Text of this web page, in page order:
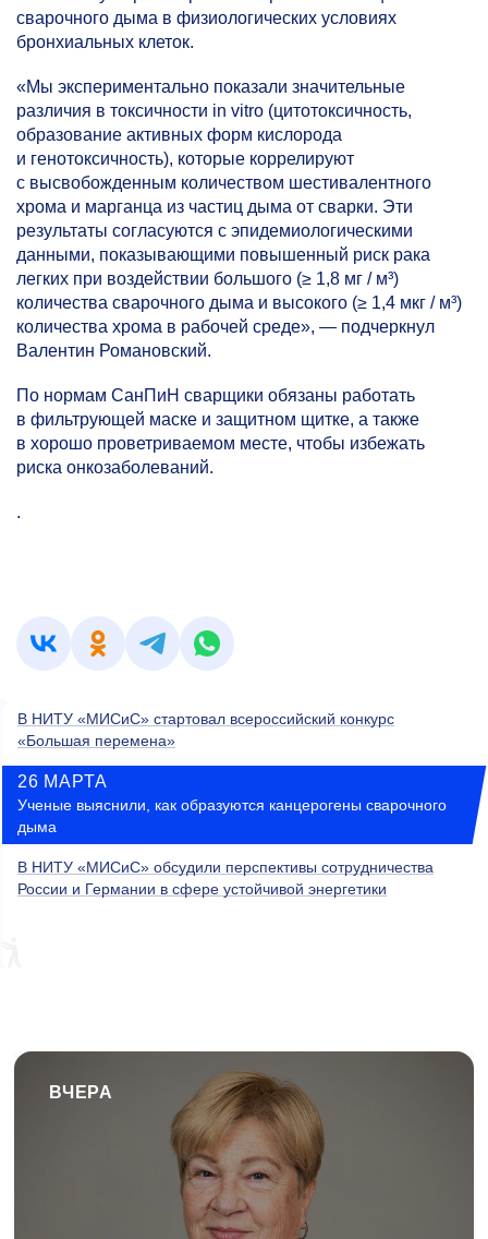
сварочного дыма в физиологических условиях
бронхиальных клеток.
«Мы экспериментально показали значительные
различия в токсичности in vitro (цитотоксичность,
образование активных форм кислорода
и генотоксичность), которые коррелируют
с высвобожденным количеством шестивалентного
хрома и марганца из частиц дыма от сварки. Эти
результаты согласуются с эпидемиологическими
данными, показывающими повышенный риск рака
легких при воздействии большого (≥ 1,8 мг / м³)
количества сварочного дыма и высокого (≥ 1,4 мкг / м³)
количества хрома в рабочей среде», — подчеркнул
Валентин Романовский.
По нормам СанПиН сварщики обязаны работать
в фильтрующей маске и защитном щитке, а также
в хорошо проветриваемом месте, чтобы избежать
риска онкозаболеваний.
.
В НИТУ «МИСиС» стартовал всероссийский конкурс
«Большая перемена»
26 МАРТА
Ученые выяснили, как образуются канцерогены сварочного
дыма
В НИТУ «МИСиС» обсудили перспективы сотрудничества
России и Германии в сфере устойчивой энергетики
ВЧЕРА